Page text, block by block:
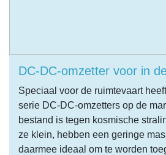
DC-DC-omzetter voor in
Speciaal voor de ruimtevaart
serie DC-DC-omzetters op de
bestand is tegen kosmische
ze klein, hebben een geringe
daarmee ideaal om te worden